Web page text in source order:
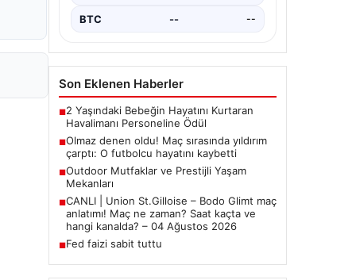
BTC -- --
Son Eklenen Haberler
■2 Yaşındaki Bebeğin Hayatını Kurtaran
Havalimanı Personeline Ödül
■Olmaz denen oldu! Maç sırasında yıldırım
çarptı: O futbolcu hayatını kaybetti
■Outdoor Mutfaklar ve Prestijli Yaşam
Mekanları
■CANLI | Union St.Gilloise – Bodo Glimt maç
anlatımı! Maç ne zaman? Saat kaçta ve
hangi kanalda? – 04 Ağustos 2026
■Fed faizi sabit tuttu